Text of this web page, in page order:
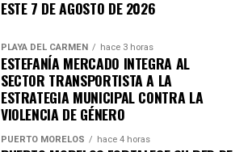
ESTE 7 DE AGOSTO DE 2026
PLAYA DEL CARMEN hace 3 horas
ESTEFANÍA MERCADO INTEGRA AL
SECTOR TRANSPORTISTA A LA
ESTRATEGIA MUNICIPAL CONTRA LA
VIOLENCIA DE GÉNERO
PUERTO MORELOS hace 4 horas